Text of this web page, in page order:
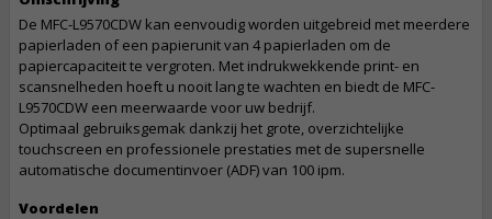
De MFC-L9570CDW kan eenvoudig worden uitgebreid met meerdere
papierladen of een papierunit van 4 papierladen om de
papiercapaciteit te vergroten. Met indrukwekkende print- en
scansnelheden hoeft u nooit lang te wachten en biedt de MFC-
L9570CDW een meerwaarde voor uw bedrijf.
Optimaal gebruiksgemak dankzij het grote, overzichtelijke
touchscreen en professionele prestaties met de supersnelle
automatische documentinvoer (ADF) van 100 ipm.
Voordelen